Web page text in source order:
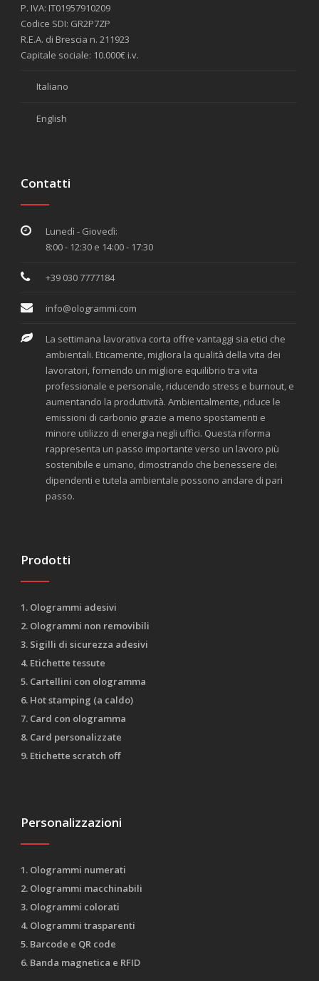
P. IVA: IT01957910209
Codice SDI: GR2P7ZP
R.E.A. di Brescia n. 211923
Capitale sociale: 10.000€ i.v.
Italiano
English
Contatti
Lunedì - Giovedì:
8:00 - 12:30 e 14:00 - 17:30
+39 030 7777184
info@ologrammi.com
La settimana lavorativa corta offre vantaggi sia etici che
ambientali. Eticamente, migliora la qualità della vita dei
lavoratori, fornendo un migliore equilibrio tra vita
professionale e personale, riducendo stress e burnout, e
aumentando la produttività. Ambientalmente, riduce le
emissioni di carbonio grazie a meno spostamenti e
minore utilizzo di energia negli uffici. Questa riforma
rappresenta un passo importante verso un lavoro più
sostenibile e umano, dimostrando che benessere dei
dipendenti e tutela ambientale possono andare di pari
passo.
Prodotti
1. Ologrammi adesivi
2. Ologrammi non removibili
3. Sigilli di sicurezza adesivi
4. Etichette tessute
5. Cartellini con ologramma
6. Hot stamping (a caldo)
7. Card con ologramma
8. Card personalizzate
9. Etichette scratch off
Personalizzazioni
1. Ologrammi numerati
2. Ologrammi macchinabili
3. Ologrammi colorati
4. Ologrammi trasparenti
5. Barcode e QR code
6. Banda magnetica e RFID